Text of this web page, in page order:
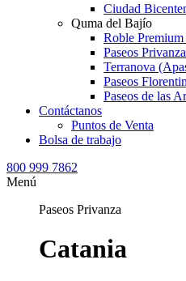
Ciudad
Quma del Bajío
Roble
Paseos
Terranova
Paseos
Paseos de las
Contáctanos
Puntos de Venta
Bolsa de trabajo
800 999 7862
Menú
Paseos Privanza
Catania